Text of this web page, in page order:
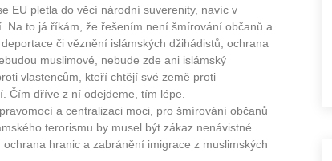
EU pletla do věcí národní suverenity, navíc v
Na to já říkám, že řešením není šmírování občanů a
či věznění islámských džihádistů, ochrana
muslimové, nebude zde ani islámský
vlastencům, kteří chtějí své země proti
Čím dříve z ní odejdeme, tím lépe.
a centralizaci moci, pro šmírování občanů
terorismu by musel být zákaz nenávistné
hranic a zabránění imigrace z muslimských